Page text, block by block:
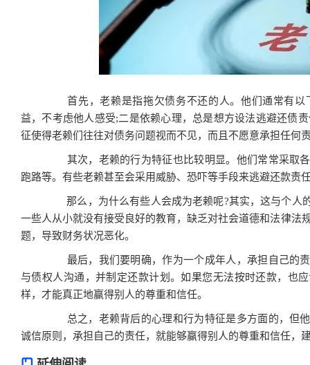
首先，老赖是指拖欠债务不还的人。他们通常有以
益，不考虑他人感受;二是依赖心理，总是想方设法逃避还债
征使得老赖们往往对债务问题视而不见，而且不愿意承担任何
其次，老赖的行为特征也比较明显。他们常常采取
跑路等。有些老赖甚至会采用威胁、恐吓等手段来逃避还款责
那么，为什么有些人会成为老赖呢?其实，这与个人
一些人从小就没有接受良好的教育，缺乏对社会道德和法律法
题，导致财务状况恶化。
最后，我们要明确，作为一个成年人，承担自己的
与债权人沟通，并制定还款计划。如果您无法按时还款，也
样，才能真正地赢得别人的尊重和信任。
总之，老赖背后的心理和行为特征是多方面的，但
诚信原则，承担自己的责任，就能够赢得别人的尊重和信任，